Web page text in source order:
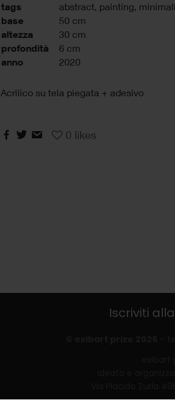
tags abstract, painting,
base 50 cm
altezza 30 cm
profondità 6 cm
anno 2020
Acrilico su tela piegata + adesivo
0 likes
Iscriviti